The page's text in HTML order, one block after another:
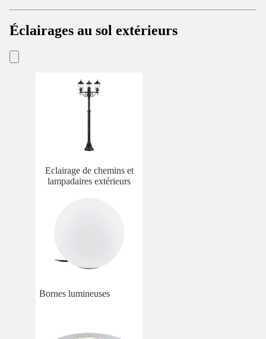
Éclairages au sol extérieurs
Eclairage de chemins et
lampadaires extérieurs
Bornes lumineuses